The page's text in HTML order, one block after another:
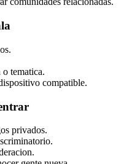
tematica.
compatible.
privados.